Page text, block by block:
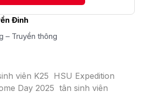
Đinh
– Truyền thông
viên K25 HSU Expedition
Day 2025 tân sinh viên